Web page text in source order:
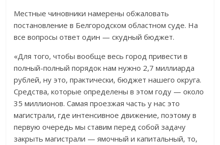
Местные чиновники намерены обжаловать
постановление в Белгородском областном суде. На
все вопросы ответ один — скудный бюджет.
«Для того, чтобы вообще весь город привести в
полный-полный порядок нам нужно 2,7 миллиарда
рублей, ну это, практически, бюджет нашего округа.
Средства, которые определены в этом году — около
35 миллионов. Самая проезжая часть у нас это
магистрали, где интенсивное движение, поэтому в
первую очередь мы ставим перед собой задачу
закрыть магистрали — ямочный и капитальный, то,